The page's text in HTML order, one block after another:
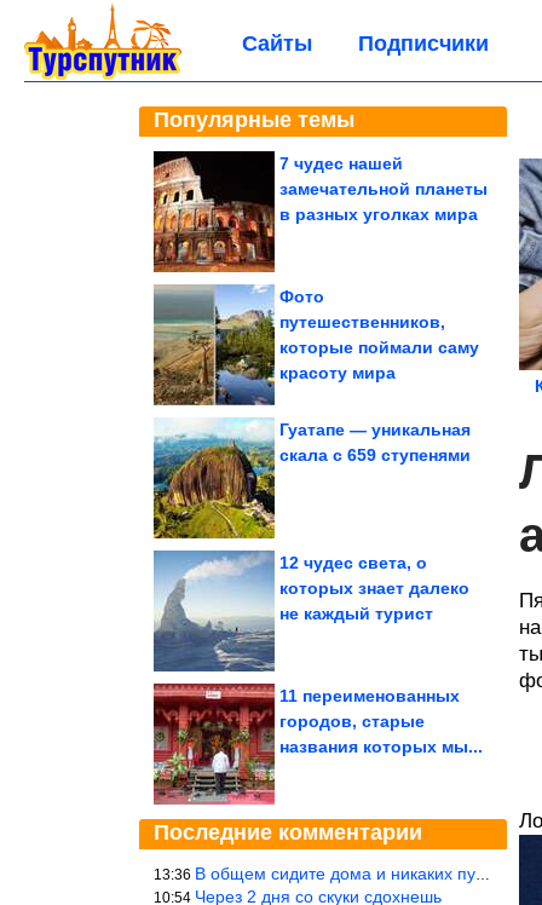
Сайты Подписчики
Популярные темы
7 чудес нашей
замечательной планеты
в разных уголках мира
Фото
путешественников,
которые поймали саму
красоту мира
Гуатапе — уникальная
скала с 659 ступенями
12 чудес света, о
которых знает далеко
не каждый турист
11 переименованных
городов, старые
названия которых мы...
Последние комментарии
13:36 В общем сидите дома и никаких путешествий А самая грязная в от
10:54 Через 2 дня со скуки сдохнешь